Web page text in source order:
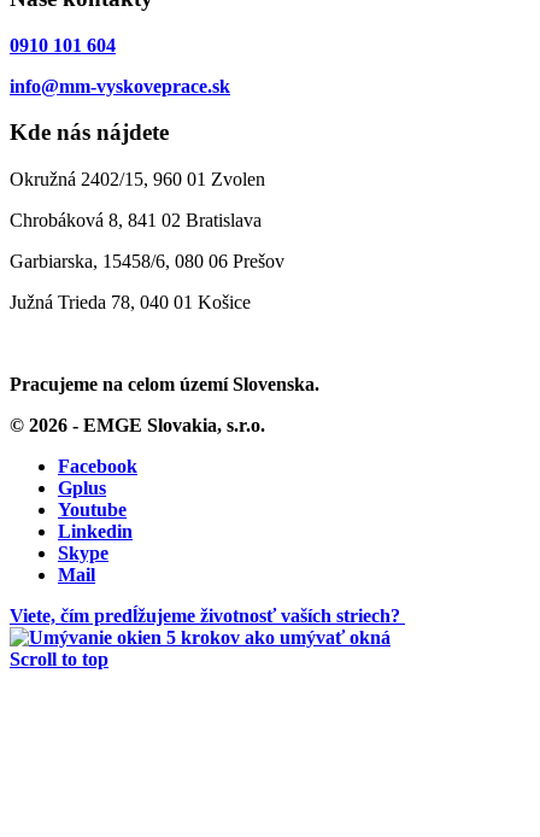
0910 101 604
info@mm-vyskoveprace.sk
Kde nás nájdete
Okružná 2402/15, 960 01 Zvolen
Chrobáková 8, 841 02 Bratislava
Garbiarska, 15458/6, 080 06 Prešov
Južná Trieda 78, 040 01 Košice
Pracujeme na celom území Slovenska.
© 2026 - EMGE Slovakia, s.r.o.
Facebook
Gplus
Youtube
Linkedin
Skype
Mail
Viete, čím predĺžujeme životnosť vaších striech?
5 krokov ako umývať okná
Scroll to top